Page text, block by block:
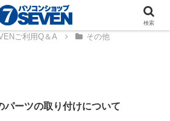
ご利用Q＆A その他
パーツの取り付けについて
検索